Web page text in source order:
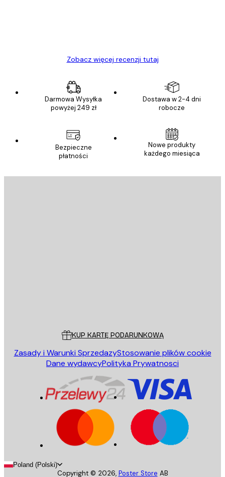
Zobacz więcej recenzji tutaj
Darmowa Wysyłka
powyżej 249 zł
Dostawa w 2-4 dni
robocze
Bezpieczne
płatności
Nowe produkty
każdego miesiąca
KUP KARTĘ PODARUNKOWĄ
Zasady i Warunki SprzedazyStosowanie plików cookie
Dane wydawcyPolityka Prywatnosci
Poland (Polski)
Copyright © 2026, Poster Store AB